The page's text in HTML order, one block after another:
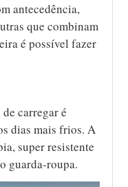
antecedência,
que combinam
é possível fazer
carregar é
dias mais frios. A
super resistente
guarda-roupa.